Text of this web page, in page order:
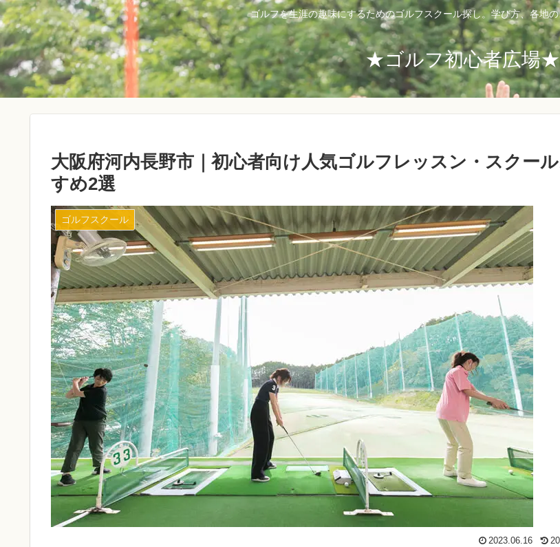
ゴルフを生涯の趣味にするためのゴルフスクール探し。学び方、各地
★ゴルフ初心者広場★
大阪府河内長野市｜初心者向け人気ゴルフレッスン・スクー
すめ2選
ゴルフスクール
2023.06.16